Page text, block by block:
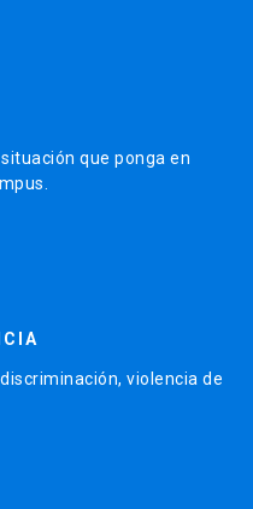
que ponga en
violencia de